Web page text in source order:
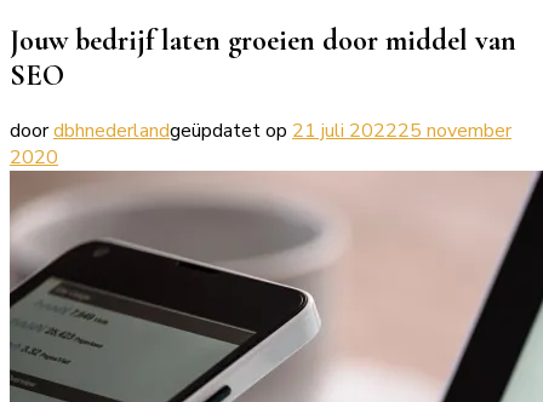
Jouw bedrijf laten groeien door middel van
SEO
doordbhnederlandgeüpdatet op 21 juli 202225 november
2020